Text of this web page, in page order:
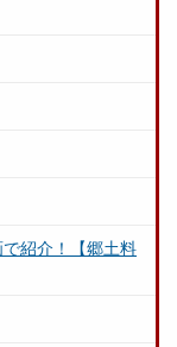
紹介！【郷土料